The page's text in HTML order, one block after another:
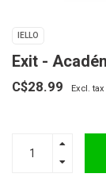
IELLO
Exit -
C$28.99 Excl. tax